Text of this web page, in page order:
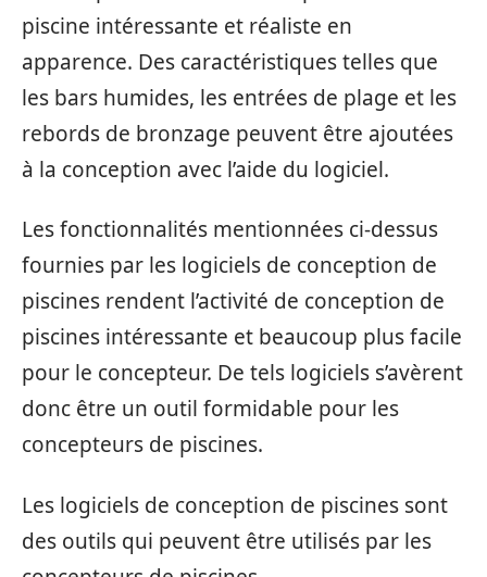
piscine intéressante et réaliste en
apparence. Des caractéristiques telles que
les bars humides, les entrées de plage et les
rebords de bronzage peuvent être ajoutées
à la conception avec l’aide du logiciel.
Les fonctionnalités mentionnées ci-dessus
fournies par les logiciels de conception de
piscines rendent l’activité de conception de
piscines intéressante et beaucoup plus facile
pour le concepteur. De tels logiciels s’avèrent
donc être un outil formidable pour les
concepteurs de piscines.
Les logiciels de conception de piscines sont
des outils qui peuvent être utilisés par les